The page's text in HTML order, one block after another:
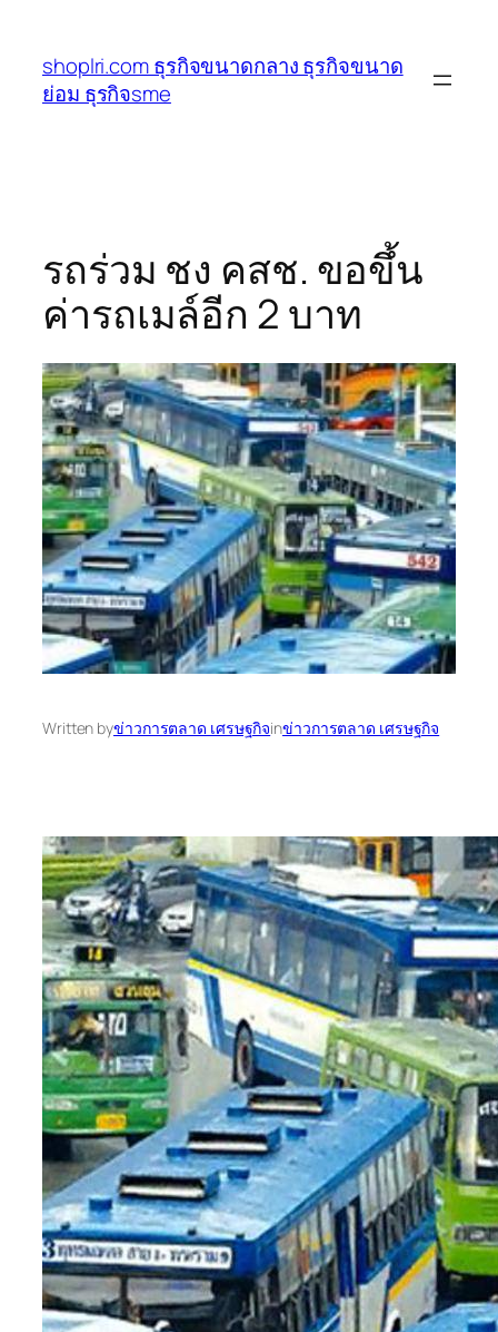
เนื้อหา
shoplri.com ธุรกิจขนาดกลาง ธุรกิจขนาด
ย่อม ธุรกิจsme
รถร่วม ชง คสช. ขอขึ้น
ค่ารถเมล์อีก 2 บาท
Written byข่าวการตลาด เศรษฐกิจinข่าวการตลาด เศรษฐกิจ